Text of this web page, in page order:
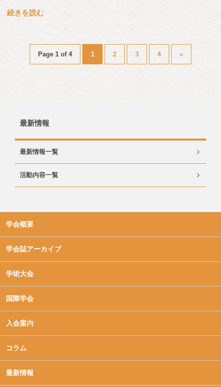
続きを読む
Page 1 of 4 1 2 3 4 »
最新情報
最新情報一覧
活動内容一覧
学会概要
学会誌アーカイブ
学術大会
国際学会
入会案内
コラム
最新情報